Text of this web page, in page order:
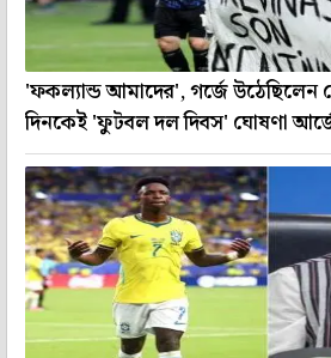
'ফকল্যান্ড আমাদের', গর্জে উঠেছিলেন
দিনকেই 'ফুটবল দল দিবস' ঘোষণা